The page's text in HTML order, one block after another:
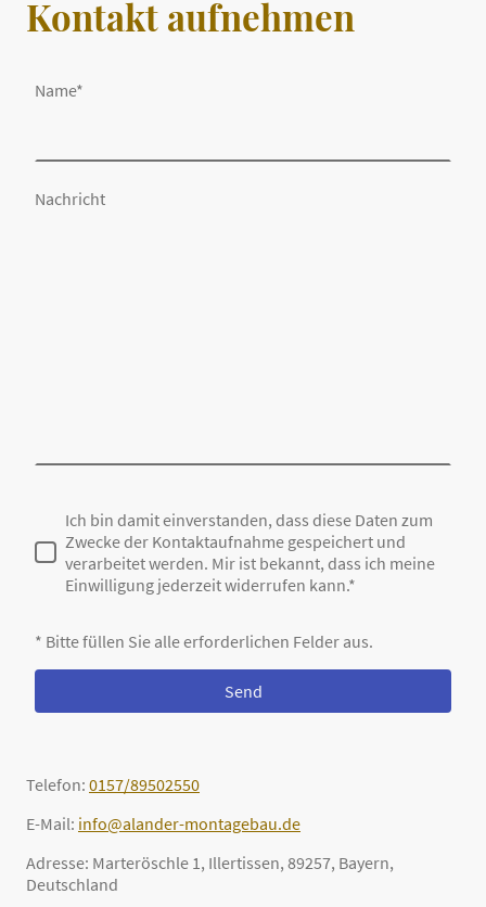
Kontakt aufnehmen
Name*
Nachricht
Ich bin damit einverstanden, dass diese Daten zum
Zwecke der Kontaktaufnahme gespeichert und
verarbeitet werden. Mir ist bekannt, dass ich meine
Einwilligung jederzeit widerrufen kann.*
* Bitte füllen Sie alle erforderlichen Felder aus.
Send
Telefon: 0157/89502550
E-Mail: info@alander-montagebau.de
Adresse: Marteröschle 1, Illertissen, 89257, Bayern,
Deutschland